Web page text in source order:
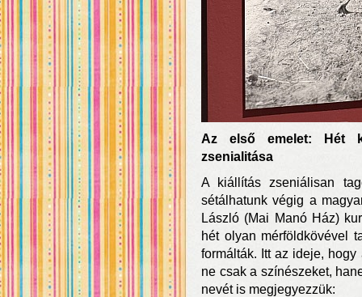
Az első emelet: Hét
zsenialitása
A kiállítás zseniálisan
sétálhatunk végig a
László (Mai Manó Ház)
hét olyan mérföldkövével
formálták. Itt az ideje,
ne csak a színészeket,
nevét is megjegyezzük: